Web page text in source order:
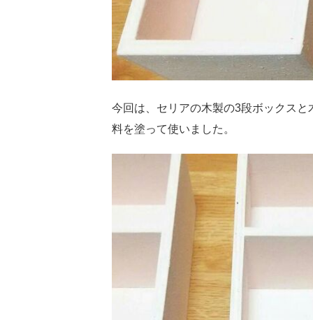
今回は、セリアの木製の3段ボックス
料を塗って使いました。